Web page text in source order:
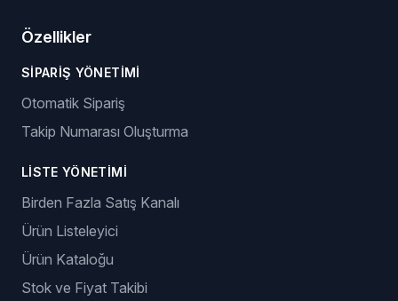
Özellikler
SIPARIŞ YÖNETIMI
Otomatik Sipariş
Takip Numarası Oluşturma
LISTE YÖNETIMI
Birden Fazla Satış Kanalı
Ürün Listeleyici
Ürün Kataloğu
Stok ve Fiyat Takibi